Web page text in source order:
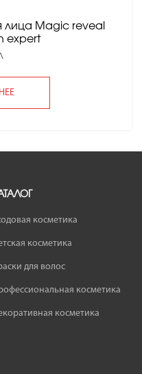
Magic reveal
expert
косметика
косметика
для волос
косметика
косметика